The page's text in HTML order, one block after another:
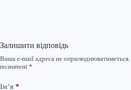
Залишити відповідь
Ваша e-mail адреса не оприлюднюватиметься.
позначені *
Ім’я *